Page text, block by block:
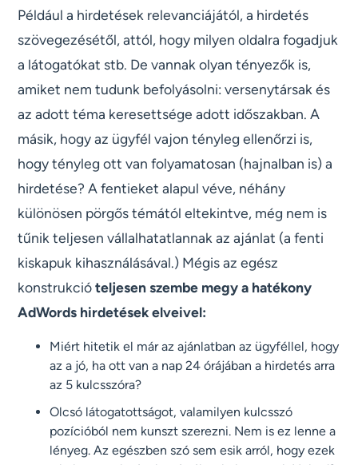
Például a hirdetések relevanciájától, a hirdetés
szövegezésétől, attól, hogy milyen oldalra fogadjuk
a látogatókat stb. De vannak olyan tényezők is,
amiket nem tudunk befolyásolni: versenytársak és
az adott téma keresettsége adott időszakban. A
másik, hogy az ügyfél vajon tényleg ellenőrzi is,
hogy tényleg ott van folyamatosan (hajnalban is) a
hirdetése? A fentieket alapul véve, néhány
különösen pörgős témától eltekintve, még nem is
tűnik teljesen vállalhatatlannak az ajánlat (a fenti
kiskapuk kihasználásával.) Mégis az egész
konstrukcióteljesen szembe megy a hatékony
AdWords hirdetések elveivel:
Miért hitetik el már az ajánlatban az ügyféllel, hogy
az a jó, ha ott van a nap 24 órájában a hirdetés arra
az 5 kulcsszóra?
Olcsó látogatottságot, valamilyen kulcsszó
pozícióból nem kunszt szerezni. Nem is ez lenne a
lényeg. Az egészben szó sem esik arról, hogy ezek